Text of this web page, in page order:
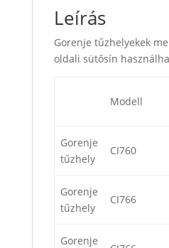
Leírás
Gorenje tűzhelyekek
oldali sütősín
Modell
Gorenje
tűzhely
CI760
Gorenje
tűzhely
CI766
Gorenje